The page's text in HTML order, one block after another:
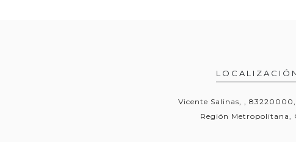
Vicente Salinas, ,
Región Metropolitana,